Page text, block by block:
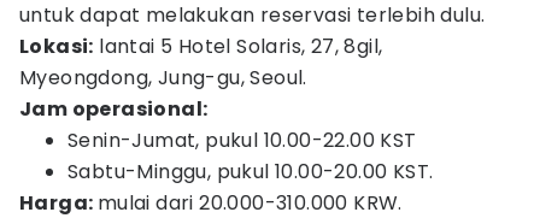
untuk dapat melakukan reservasi terlebih dulu.
Lokasi: lantai 5 Hotel Solaris, 27, 8gil,
Myeongdong, Jung-gu, Seoul.
Jam operasional:
Senin-Jumat, pukul 10.00-22.00 KST
Sabtu-Minggu, pukul 10.00-20.00 KST.
Harga: mulai dari 20.000-310.000 KRW.